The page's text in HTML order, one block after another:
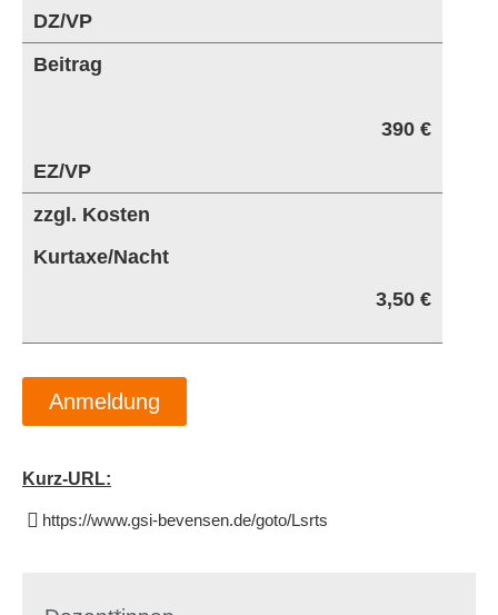
DZ/VP
Beitrag
390 €
EZ/VP
zzgl. Kosten
Kurtaxe/Nacht
3,50 €
Anmeldung
Kurz-URL:
https://www.gsi-bevensen.de/goto/Lsrts